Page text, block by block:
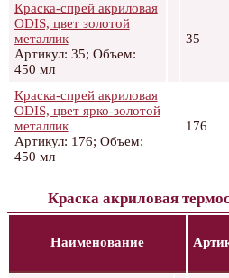
Краска-спрей акриловая
ODIS, цвет золотой
металлик
Артикул: 35; Объем:
450 мл
35
Краска-спрей акриловая
ODIS, цвет ярко-золотой
металлик
Артикул: 176; Объем:
450 мл
176
Краска акриловая
Наименование